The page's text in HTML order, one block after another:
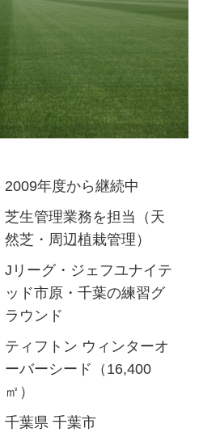
2009年度から継続中
芝生管理業務を担当（天
然芝・周辺植栽管理）
Jリーグ・ジェフユナイテ
ッド市原・千葉の練習グ
ラウンド
ティフトン ウィンターオ
ーバーシード（16,400
㎡）
千葉県 千葉市